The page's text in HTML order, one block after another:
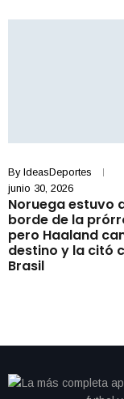
By IdeasDeportes
junio 30, 2026
Noruega estuvo
borde de la
pero Haaland
destino y la citó
Brasil